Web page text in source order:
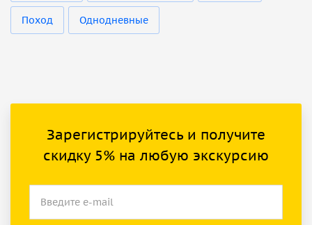
Поход Однодневные
Зарегистрируйтесь и получите
скидку 5% на любую экскурсию